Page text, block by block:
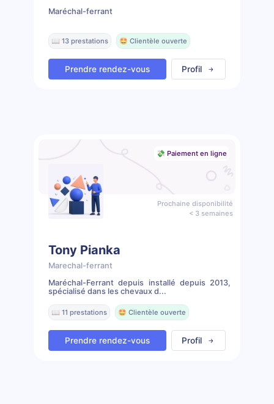
Maréchal-ferrant
📖 13 prestations 🤩 Clientèle ouverte
Prendre rendez-vous Profil
💸 Paiement en ligne
Prochaine disponibilité
< 3 semaines
Tony Pianka
Marechal-ferrant
Maréchal-Ferrant depuis installé depuis 2013,
spécialisé dans les chevaux d...
📖 11 prestations 🤩 Clientèle ouverte
Prendre rendez-vous Profil